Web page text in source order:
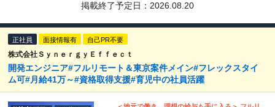
掲載終了予定日： 2026.08.20
正社員 面接情報有 自己PR不要
株式会社ＳｙｎｅｒｇｙＥｆｆｅｃｔ
開発エンジニア#フルリモート＆東京案件メイン#フレックスタイ
ム可#月給41万～#資格取得支援#育児中の社員活躍